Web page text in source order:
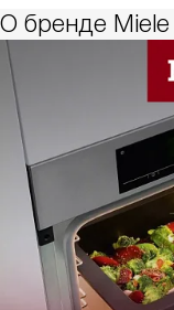
О бренде Miele